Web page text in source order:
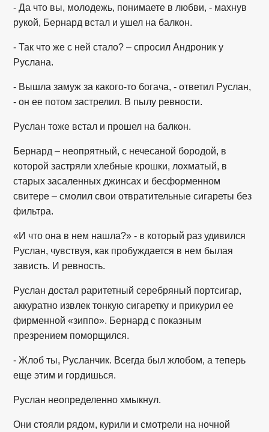
- Да что вы, молодежь, понимаете в любви, - махнув
рукой, Бернард встал и ушел на балкон.
- Так что же с ней стало? – спросил Андроник у
Руслана.
- Вышла замуж за какого-то богача, - ответил Руслан,
- он ее потом застрелил. В пылу ревности.
Руслан тоже встал и прошел на балкон.
Бернард – неопрятный, с нечесаной бородой, в
которой застряли хлебные крошки, лохматый, в
старых засаленных джинсах и бесформенном
свитере – смолил свои отвратительные сигареты без
фильтра.
«И что она в нем нашла?» - в который раз удивился
Руслан, чувствуя, как пробуждается в нем былая
зависть. И ревность.
Руслан достал раритетный серебряный портсигар,
аккуратно извлек тонкую сигаретку и прикурил ее
фирменной «зиппо». Бернард с показным
презрением поморщился.
- Жлоб ты, Русланчик. Всегда был жлобом, а теперь
еще этим и гордишься.
Руслан неопределенно хмыкнул.
Они стояли рядом, курили и смотрели на ночной